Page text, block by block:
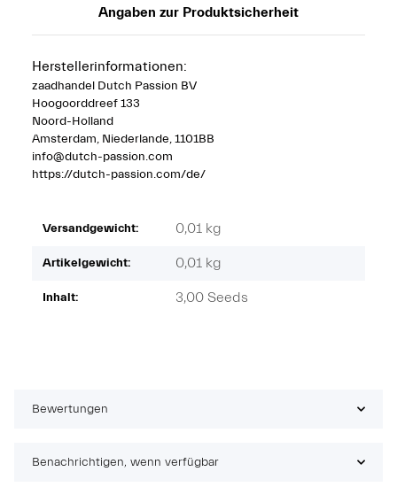
Angaben zur Produktsicherheit
Herstellerinformationen:
zaadhandel Dutch Passion BV
Hoogoorddreef 133
Noord-Holland
Amsterdam, Niederlande, 1101BB
info@dutch-passion.com
https://dutch-passion.com/de/
Versandgewicht: 0,01 kg
Artikelgewicht: 0,01 kg
Inhalt: 3,00 Seeds
Bewertungen
Benachrichtigen, wenn verfügbar